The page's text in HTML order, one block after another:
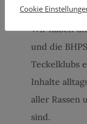
Ziel dieser
Wir haben
und die
Teckelklubs
Inhalte
aller Rassen
sind.
Cookie